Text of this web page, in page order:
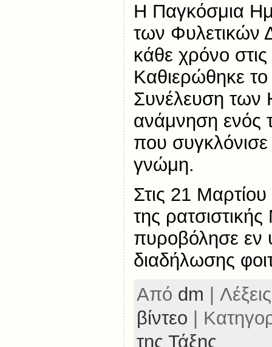
Η Παγκόσμια
των Φυλετικών
κάθε χρόνο
Καθιερώθηκε
Συνέλευση
ανάμνηση ενός
που
γνώμη.
Στις 21
της
πυροβόλησε εν
διαδήλωσης
Από dm |
βίντεο |
της Τάξης